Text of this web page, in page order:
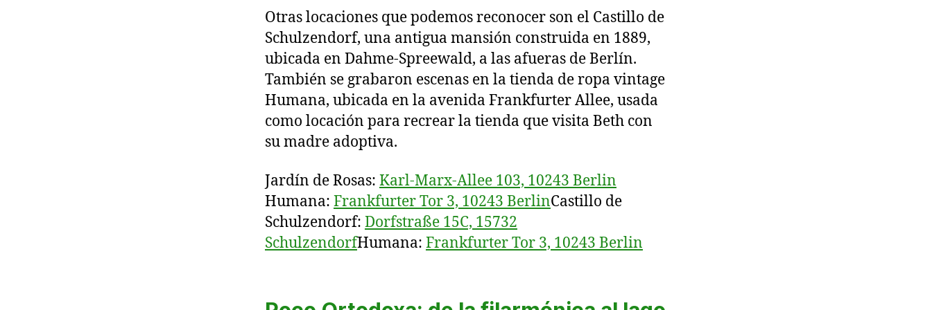
Otras locaciones que podemos reconocer son el Castillo de
Schulzendorf, una antigua mansión construida en 1889,
ubicada en Dahme-Spreewald, a las afueras de Berlín.
También se grabaron escenas en la tienda de ropa vintage
Humana, ubicada en la avenida Frankfurter Allee, usada
como locación para recrear la tienda que visita Beth con
su madre adoptiva.
Jardín de Rosas: Karl-Marx-Allee 103, 10243 Berlin
Humana: Frankfurter Tor 3, 10243 BerlinCastillo de
Schulzendorf: Dorfstraße 15C, 15732
SchulzendorfHumana: Frankfurter Tor 3, 10243 Berlin